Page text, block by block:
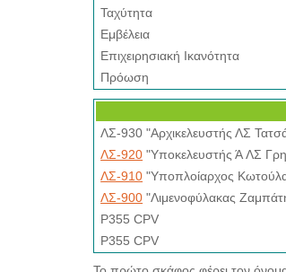
Ταχύτητα
Εμβέλεια
Επιχειρησιακή Ικανότητα
Πρόωση
ΛΣ-930 "Αρχικελευστής ΛΣ
ΛΣ-920 "Υποκελευστής Ά ΛΣ
ΛΣ-910 "Υποπλοίαρχος
ΛΣ-900 "Λιμενοφύλακας
P355 CPV
P355 CPV